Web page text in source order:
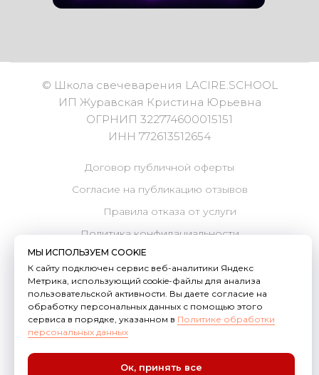
МЫ ИСПОЛЬЗУЕМ COOKIE
К сайту подключен сервис веб-аналитики Яндекс
Метрика, использующий cookie-файлы для анализа
пользовательской активности. Вы даете согласие на
обработку персональных данных с помощью этого
сервиса в порядке, указанном в Политике обработки
персональных данных
Ок, принять все